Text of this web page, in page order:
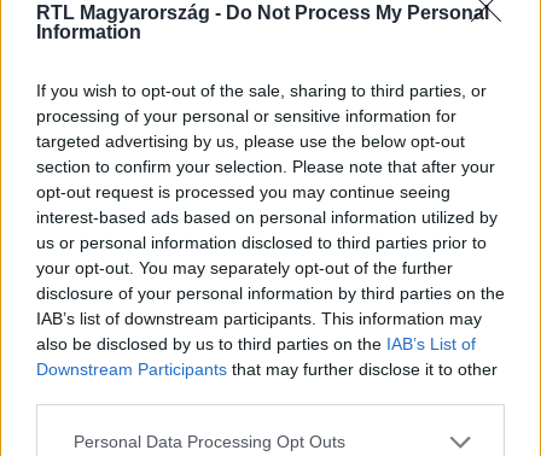
RTL Magyarország - Do Not Process My Personal
Information
If you wish to opt-out of the sale, sharing to third parties, or
processing of your personal or sensitive information for
targeted advertising by us, please use the below opt-out
section to confirm your selection. Please note that after your
opt-out request is processed you may continue seeing
interest-based ads based on personal information utilized by
us or personal information disclosed to third parties prior to
your opt-out. You may separately opt-out of the further
disclosure of your personal information by third parties on the
IAB’s list of downstream participants. This information may
also be disclosed by us to third parties on the IAB’s List of
Downstream Participants that may further disclose it to other
Please note that this website/app uses one or more Google
Personal Data Processing Opt Outs
legyen a Google-találatokban!
Kövess minket, és értesülj a friss hírekről a
Facebookon is!